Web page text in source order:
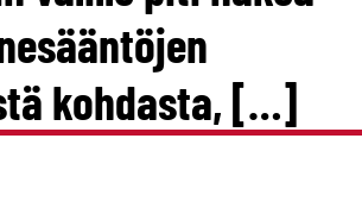
kohdasta, […]